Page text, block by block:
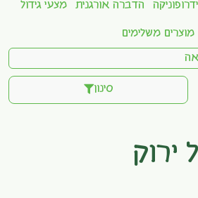
הדברה אורגנית מצעי גידול
מוצרים משלימים
סינון
ירוק